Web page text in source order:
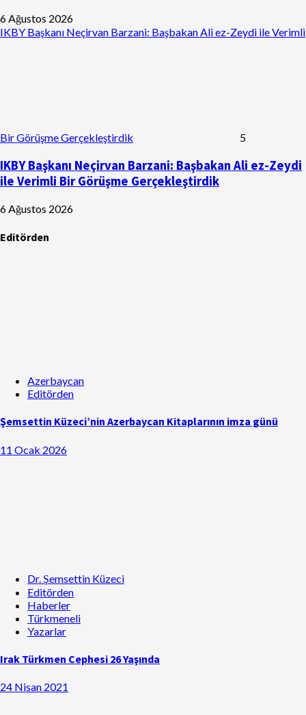
6 Ağustos 2026
IKBY Başkanı Neçirvan Barzani: Başbakan Ali ez-Zeydi ile Verimli
Bir Görüşme Gerçekleştirdik 5
IKBY Başkanı Neçirvan Barzani: Başbakan Ali ez-Zeydi
ile Verimli Bir Görüşme Gerçekleştirdik
6 Ağustos 2026
Editörden
Azerbaycan
Editörden
Şemsettin Küzeci’nin Azerbaycan Kitaplarının imza günü
11 Ocak 2026
Dr. Şemsettin Küzeci
Editörden
Haberler
Türkmeneli
Yazarlar
Irak Türkmen Cephesi 26 Yaşında
24 Nisan 2021